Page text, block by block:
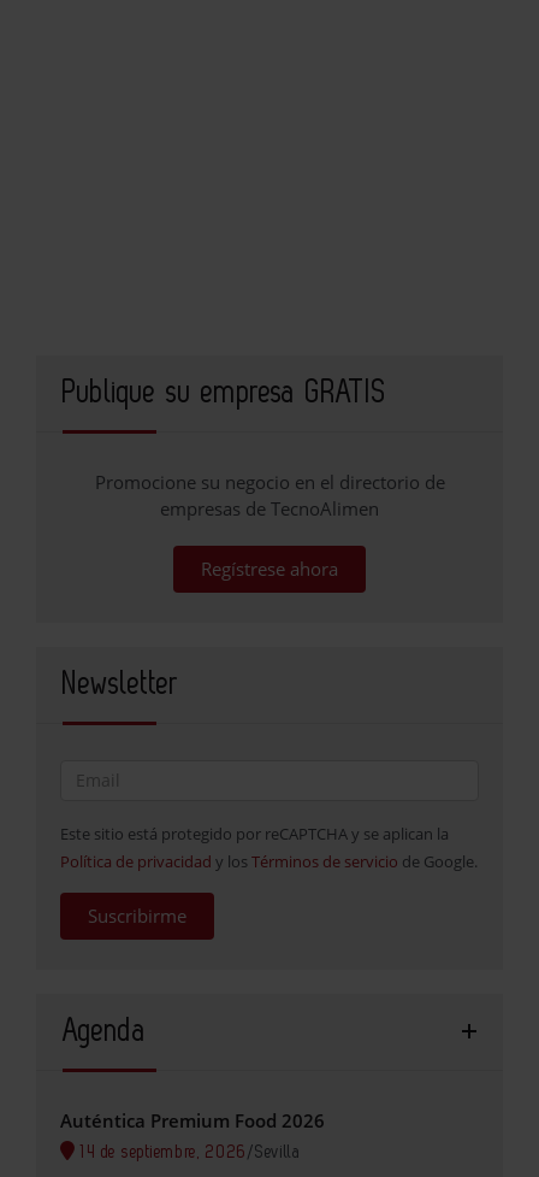
Publique su empresa GRATIS
Promocione su negocio en el directorio de
empresas de TecnoAlimen
Regístrese ahora
Newsletter
Este sitio está protegido por reCAPTCHA y se aplican la
Política de privacidad y los Términos de servicio de Google.
Suscribirme
Agenda
Auténtica Premium Food 2026
14 de septiembre, 2026 /Sevilla